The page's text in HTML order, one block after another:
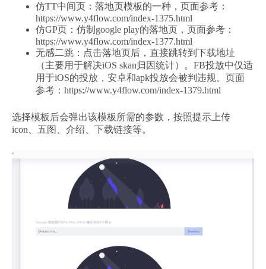
仿TT中间页：落地页模板的一种，页面参考：
https://www.y4flow.com/index-1375.html
仿GP页：仿制google play的落地页，页面参考：
https://www.y4flow.com/index-1377.html
无感二跳：点击落地页后，直接跳转到下载地址
（主要用于解决iOS skan归因统计）。FB投放中仅适
用于iOS的投放，安卓和apk投放会被判违规。页面
参考：https://www.y4flow.com/index-1379.html
选择模板后会弹出该模板所需的参数，按照提示上传
icon、五图、介绍、下载链接等。